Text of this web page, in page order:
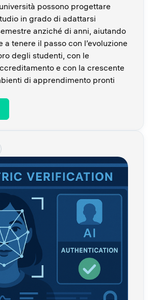
possono progettare
in grado di adattarsi
anziché di anni, aiutando
a tenere il passo con l’evoluzione
degli studenti, con le
e con la crescente
di apprendimento pronti